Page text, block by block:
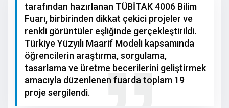
tarafından hazırlanan TÜBİTAK 4006 Bilim
Fuarı, birbirinden dikkat çekici projeler ve
renkli görüntüler eşliğinde gerçekleştirildi.
Türkiye Yüzyılı Maarif Modeli kapsamında
öğrencilerin araştırma, sorgulama,
tasarlama ve üretme becerilerini geliştirmek
amacıyla düzenlenen fuarda toplam 19
proje sergilendi.